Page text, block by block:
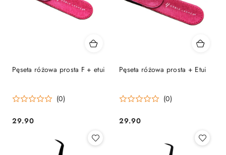
Pęseta różowa prosta F + etui
(0)
Cena:
29.90
Pęseta różowa prosta + Etui
(0)
Cena:
29.90